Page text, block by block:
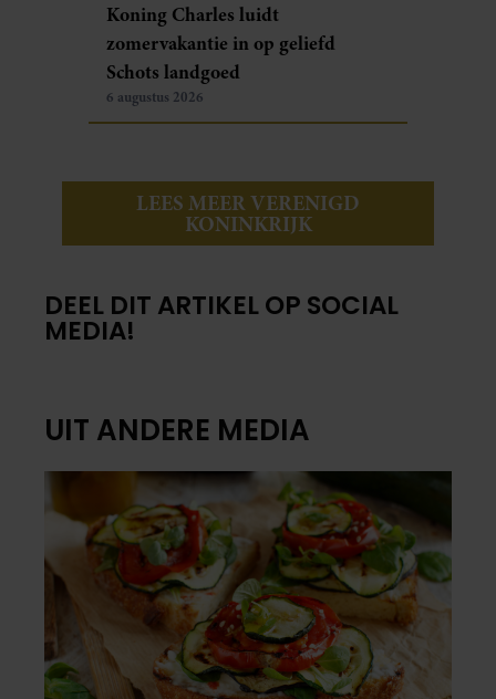
Koning Charles luidt
zomervakantie in op geliefd
Schots landgoed
6 augustus 2026
LEES MEER VERENIGD
KONINKRIJK
DEEL DIT ARTIKEL OP SOCIAL
MEDIA!
UIT ANDERE MEDIA